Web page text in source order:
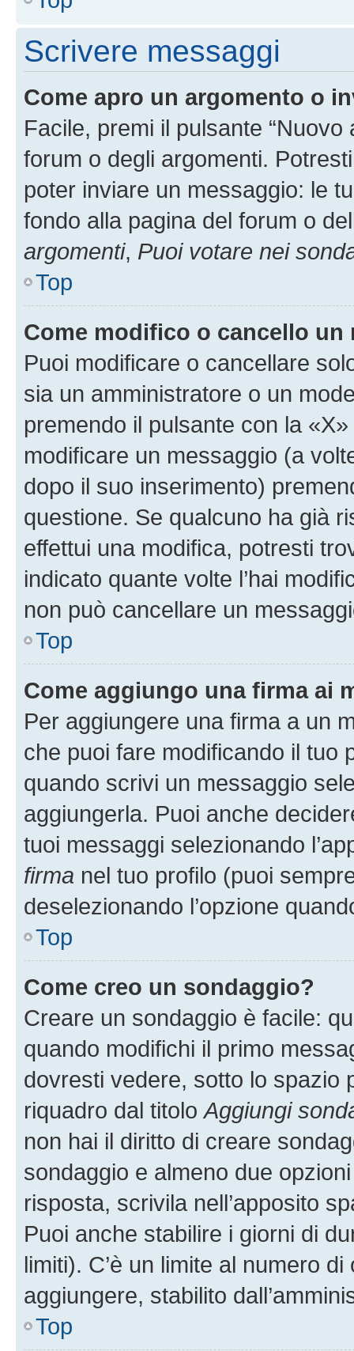
Scrivere messaggi
Come apro un argomento o
Facile, premi il pulsante
forum o degli argomenti.
poter inviare un messaggio: le
fondo alla pagina del forum o
argomenti, Puoi votare nei
Top
Come modifico o cancello un
Puoi modificare o cancellare
sia un amministratore o un
premendo il pulsante con la
modificare un messaggio (a
dopo il suo inserimento)
questione. Se qualcuno ha già
effettui una modifica, potresti
indicato quante volte l’hai
non può cancellare un
Top
Come aggiungo una firma ai
Per aggiungere una firma a un
che puoi fare modificando il tuo
quando scrivi un messaggio
aggiungerla. Puoi anche
tuoi messaggi selezionando
firma nel tuo profilo (puoi
deselezionando l’opzione
Top
Come creo un sondaggio?
Creare un sondaggio è facile:
quando modifichi il primo
dovresti vedere, sotto lo spazio
riquadro dal titoloAggiungi
non hai il diritto di creare
sondaggio e almeno due
risposta, scrivila nell’apposito
Puoi anche stabilire i giorni di
limiti). C’è un limite al numero
aggiungere, stabilito
Top